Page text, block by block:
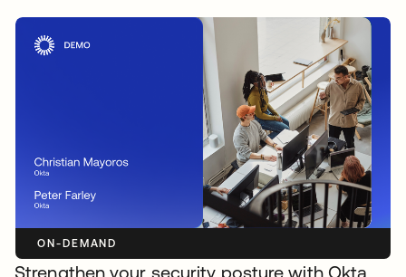
ON-DEMAND
Strengthen your security posture with Okta